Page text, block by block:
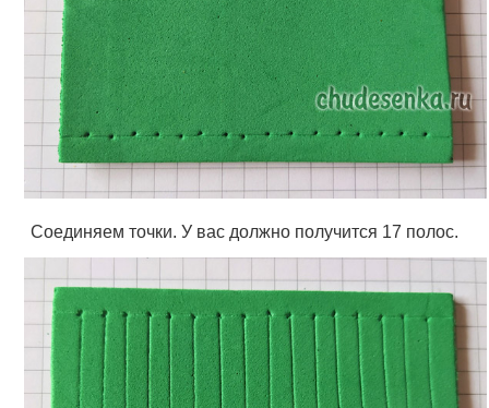
Соединяем точки. У вас должно получится 17 полос.